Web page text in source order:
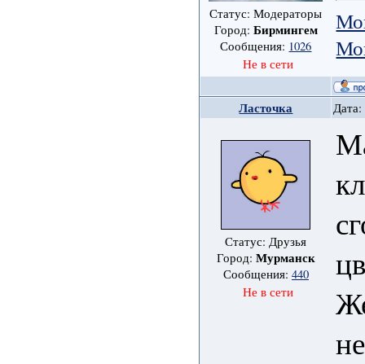
Статус: Модераторы
Город: Бирмингем
Сообщения: 1026
Не в сети
Ласточка
Статус: Друзья
Город: Мурманск
Сообщения: 440
Не в сети